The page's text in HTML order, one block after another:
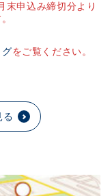
末申込み締切分より
グをご覧ください。
る